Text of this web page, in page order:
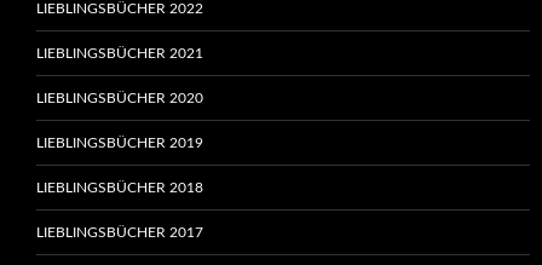
LIEBLINGSBÜCHER 2022
LIEBLINGSBÜCHER 2021
LIEBLINGSBÜCHER 2020
LIEBLINGSBÜCHER 2019
LIEBLINGSBÜCHER 2018
LIEBLINGSBÜCHER 2017